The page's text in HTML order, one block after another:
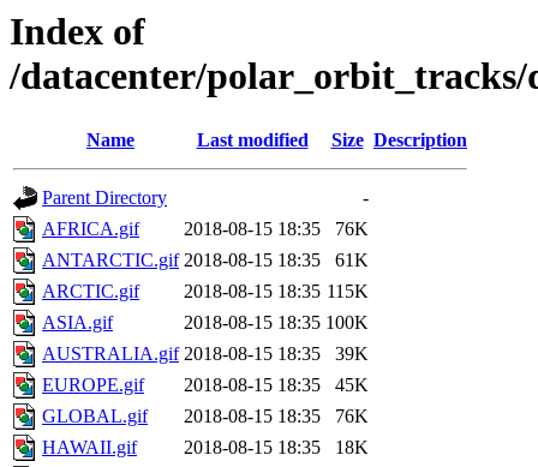
Index of
/datacenter/polar_orbit_tracks/
Name Last modified Size Description
Parent Directory
-
AFRICA.gif
2018-08-15 18:35
76K
ANTARCTIC.gif 2018-08-15 18:35
61K
ARCTIC.gif
2018-08-15 18:35 115K
ASIA.gif
2018-08-15 18:35 100K
AUSTRALIA.gif 2018-08-15 18:35
39K
EUROPE.gif
2018-08-15 18:35
45K
GLOBAL.gif
2018-08-15 18:35
76K
HAWAII.gif
2018-08-15 18:35
18K